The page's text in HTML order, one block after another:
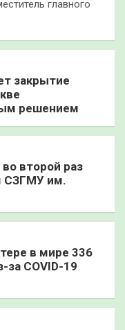
главного
закрытие
решением
второй раз
СЗГМУ им.
в мире 336
за COVID-19